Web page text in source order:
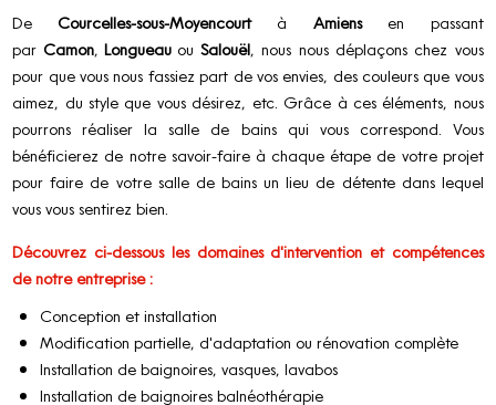
De Courcelles-sous-Moyencourtà Amiensen passant
par Camon,Longueau ou Salouël, nous nous déplaçons chez vous
pour que vous nous fassiez part de vos envies, des couleurs que vous
aimez, du style que vous désirez, etc. Grâce à ces éléments, nous
pourrons réaliser la salle de bains qui vous correspond. Vous
bénéficierez de notre savoir-faire à chaque étape de votre projet
pour faire de votre salle de bains un lieu de détente dans lequel
vous vous sentirez bien.
Découvrez ci-dessous les domaines d'intervention et compétences
de notre entreprise :
Conception et installation
Modification partielle, d'adaptation ou rénovation complète
Installation de baignoires, vasques, lavabos
Installation de baignoires balnéothérapie